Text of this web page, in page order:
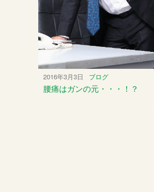
2016年3月3日 ブログ
腰痛はガンの元・・・！？